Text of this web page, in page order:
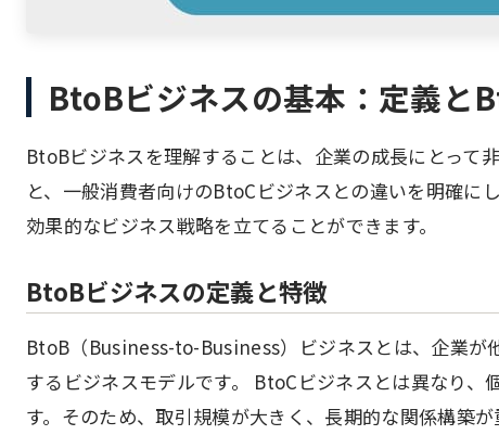
BtoBビジネスの基本：定義と
BtoBビジネスを理解することは、企業の成長にとって
と、一般消費者向けのBtoCビジネスとの違いを明確に
効果的なビジネス戦略を立てることができます。
BtoBビジネスの定義と特徴
BtoB（Business-to-Business）ビジネスとは、企業が
するビジネスモデルです。 BtoCビジネスとは異なり、
す。そのため、取引規模が大きく、長期的な関係構築